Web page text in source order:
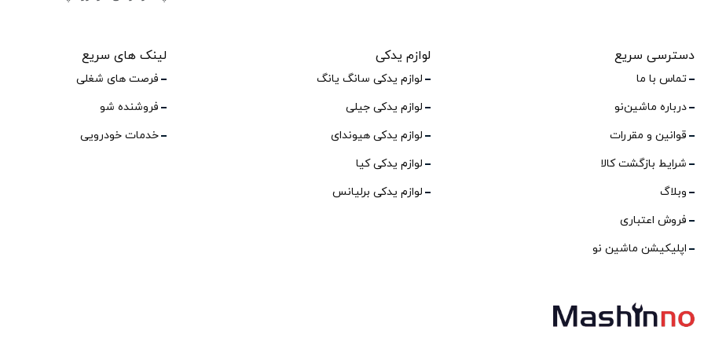
دسترسی سریع
تماس با ما
درباره ماشین‌نو
قوانین و مقررات
شرایط بازگشت کالا
وبلاگ
فروش اعتباری
اپلیکیشن ماشین نو
لوازم یدکی
لوازم یدکی سانگ یانگ
لوازم یدکی جیلی
لوازم یدکی هیوندای
لوازم یدکی کیا
لوازم یدکی برلیانس
لینک های سریع
فرصت های شغلی
فروشنده شو
خدمات خودرویی